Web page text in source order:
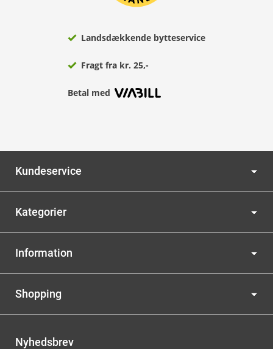
Landsdækkende bytteservice
Fragt fra kr. 25,-
Betal med
Kundeservice
Kategorier
Information
Shopping
Nyhedsbrev